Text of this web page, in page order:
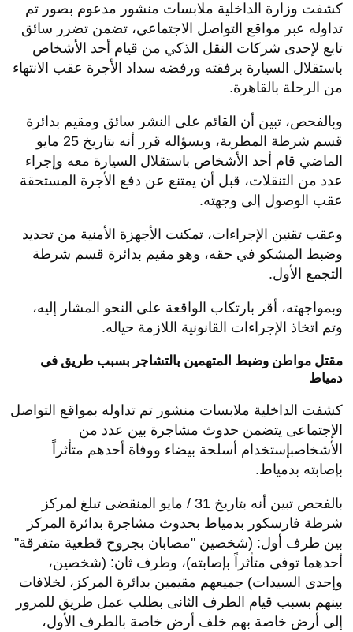
كشفت وزارة الداخلية ملابسات منشور مدعوم بصور تم
تداوله عبر مواقع التواصل الاجتماعي، تضمن تضرر سائق
تابع لإحدى شركات النقل الذكي من قيام أحد الأشخاص
باستقلال السيارة برفقته ورفضه سداد الأجرة عقب الانتهاء
من الرحلة بالقاهرة.
وبالفحص، تبين أن القائم على النشر سائق ومقيم بدائرة
قسم شرطة المطرية، وبسؤاله قرر أنه بتاريخ 25 مايو
الماضي قام أحد الأشخاص باستقلال السيارة معه وإجراء
عدد من التنقلات، قبل أن يمتنع عن دفع الأجرة المستحقة
عقب الوصول إلى وجهته.
وعقب تقنين الإجراءات، تمكنت الأجهزة الأمنية من تحديد
وضبط المشكو في حقه، وهو مقيم بدائرة قسم شرطة
التجمع الأول.
وبمواجهته، أقر بارتكاب الواقعة على النحو المشار إليه،
وتم اتخاذ الإجراءات القانونية اللازمة حياله.
مقتل مواطن وضبط المتهمين بالتشاجر بسبب طريق فى
دمياط
كشفت الداخلية ملابسات منشور تم تداوله بمواقع التواصل
الإجتماعى يتضمن حدوث مشاجرة بين عدد من
الأشخاصبإستخدام أسلحة بيضاء ووفاة أحدهم متأثراً
بإصابته بدمياط.
بالفحص تبين أنه بتاريخ 31 / مايو المنقضى تبلغ لمركز
شرطة فارسكور بدمياط بحدوث مشاجرة بدائرة المركز
بين طرف أول: (شخصين "مصابان بجروح قطعية متفرقة"
أحدهما توفى متأثراً بإصابته)، وطرف ثان: (شخصين،
وإحدى السيدات) جميعهم مقيمين بدائرة المركز، لخلافات
بينهم بسبب قيام الطرف الثانى بطلب عمل طريق للمرور
إلى أرض خاصة بهم خلف أرض خاصة بالطرف الأول،